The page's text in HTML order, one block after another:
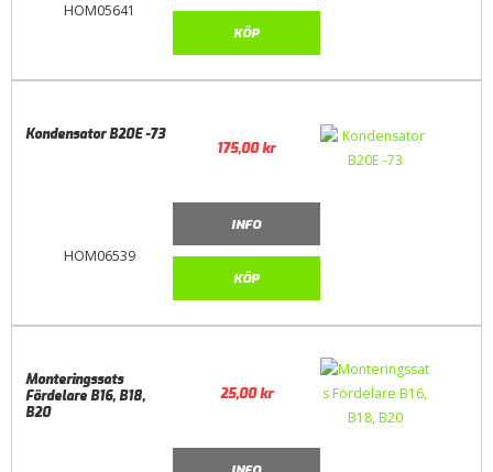
HOM05641
KÖP
HOM06539
Kondensator B20E -73
175,00kr
INFO
KÖP
Monteringssats
Fördelare B16, B18,
B20
25,00kr